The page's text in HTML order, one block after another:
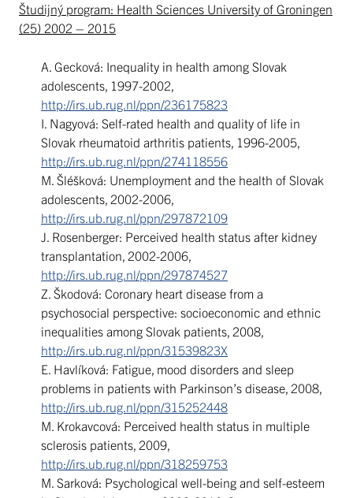
Študijný program: Health Sciences University of Groningen
(25) 2002 – 2015
A. Gecková: Inequality in health among Slovak
adolescents, 1997-2002,
http://irs.ub.rug.nl/ppn/236175823
I. Nagyová: Self-rated health and quality of life in
Slovak rheumatoid arthritis patients, 1996-2005,
http://irs.ub.rug.nl/ppn/274118556
M. Šléšková: Unemployment and the health of Slovak
adolescents, 2002-2006,
http://irs.ub.rug.nl/ppn/297872109
J. Rosenberger: Perceived health status after kidney
transplantation, 2002-2006,
http://irs.ub.rug.nl/ppn/297874527
Z. Škodová: Coronary heart disease from a
psychosocial perspective: socioeconomic and ethnic
inequalities among Slovak patients, 2008,
http://irs.ub.rug.nl/ppn/31539823X
E. Havlíková: Fatigue, mood disorders and sleep
problems in patients with Parkinson’s disease, 2008,
http://irs.ub.rug.nl/ppn/315252448
M. Krokavcová: Perceived health status in multiple
sclerosis patients, 2009,
http://irs.ub.rug.nl/ppn/318259753
M. Sarková: Psychological well-being and self-esteem